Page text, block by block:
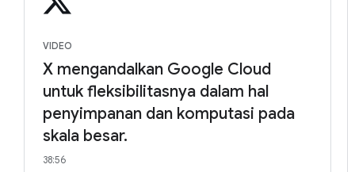
VIDEO
X mengandalkan Google Cloud
untuk fleksibilitasnya dalam hal
penyimpanan dan komputasi pada
skala besar.
38:56